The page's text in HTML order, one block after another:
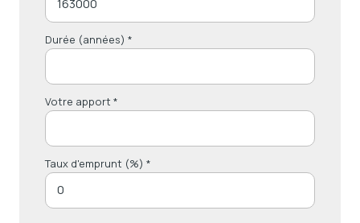
Durée (années) *
Votre apport *
Taux d'emprunt (%) *